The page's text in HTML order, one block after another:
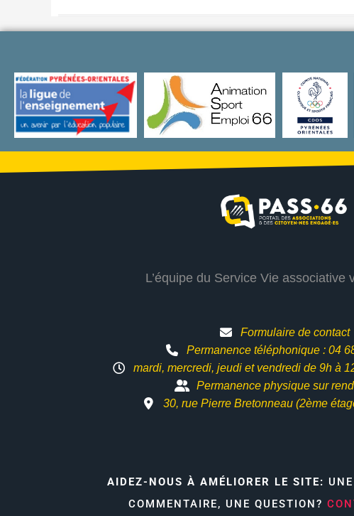
L’équipe du Service Vie associative
Formulaire de contact
Permanence téléphonique : 04
mardi, mercredi, jeudi et vendredi de 9h à
Permanence physique sur
30, rue Pierre Bretonneau (2ème
AIDEZ-NOUS À AMÉLIORER LE SITE:
COMMENTAIRE, UNE QUESTION?